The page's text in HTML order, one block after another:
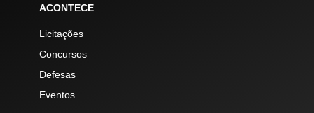
ACONTECE
Licitações
Concursos
Defesas
Eventos